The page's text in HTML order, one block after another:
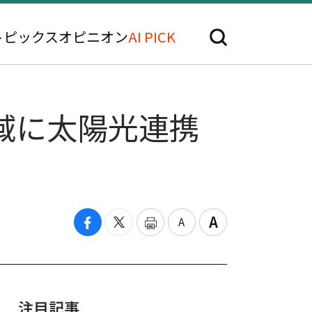
ックスオピニオンAI PICK
に太陽光連携
注目記事